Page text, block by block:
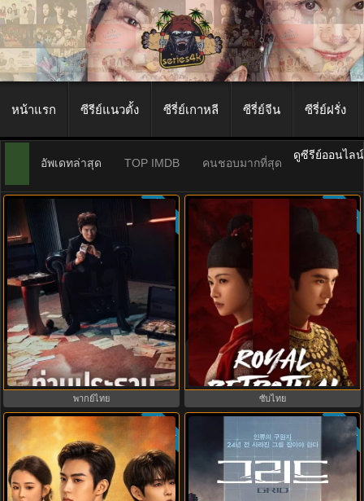
หน้าแรก ซีรีย์แนวตั้ง ซีรี่ย์เกาหลี ซีรี่ย์จีน ซีรี่ย์ฝรั่ง
อัพเดทล่าสุด TOP IMDB คนชอบมากที่สุด
ดูซีรีย์ออนไล
The Apartment Job (2026) ท่าน
ประธานกำมะลอ พากย์ไทย ซับไทย
EP1-12
ซับไทย
พากย์ไทย
Royal Betrothal (2026) สัญญาวิวาห์
แห่งราชวงศ์ พากย์ไทย ซับไทย
EP1-32
ซับไทย
ซับไทย
8.5 ซับไทย ซับไทย